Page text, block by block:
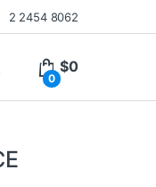
2 2454 8062
0
$0